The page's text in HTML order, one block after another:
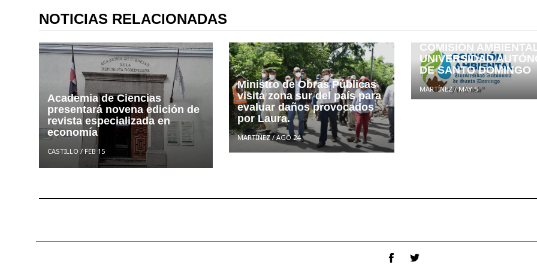
NOTICIAS RELACIONADAS
Academia de Ciencias
presentará novena edición de
revista especializada en
economía
CASTILLO/FEB 15
Ministro de Obras Públicas
visita zona sur del país para
evaluar daños provocados
por Laura.
MARTÍNEZ/AGO 24
COMISIÓN
UNIVERSIDAD
DE SANTO DOMINGO
MARTÍNEZ/MAY 5